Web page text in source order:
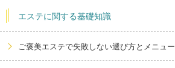
エステに関する基礎知識
ご褒美エステで失敗しない選び方とメニュー